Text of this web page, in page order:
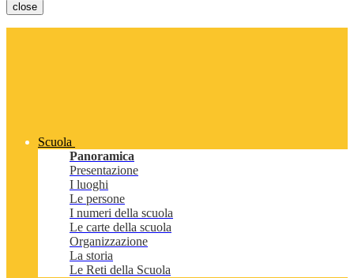
close
Scuola
Panoramica
Presentazione
I luoghi
Le persone
I numeri della scuola
Le carte della scuola
Organizzazione
La storia
Le Reti della Scuola